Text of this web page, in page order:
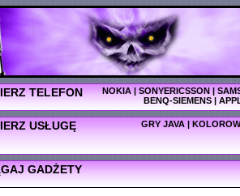
TELEFON NOKIA|SONYERICSSON|
BENQ-SIEMENS|
USŁUGĘ GRY JAVA |
GADŻETY